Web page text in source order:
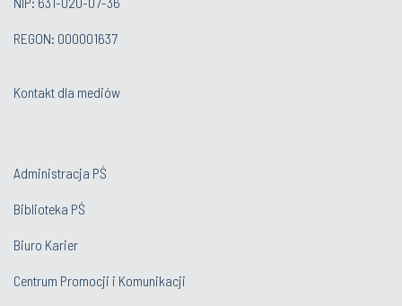
REGON: 000001637
Kontakt dla mediów
Administracja PŚ
Biblioteka PŚ
Biuro Karier
Centrum Promocji i Komunikacji